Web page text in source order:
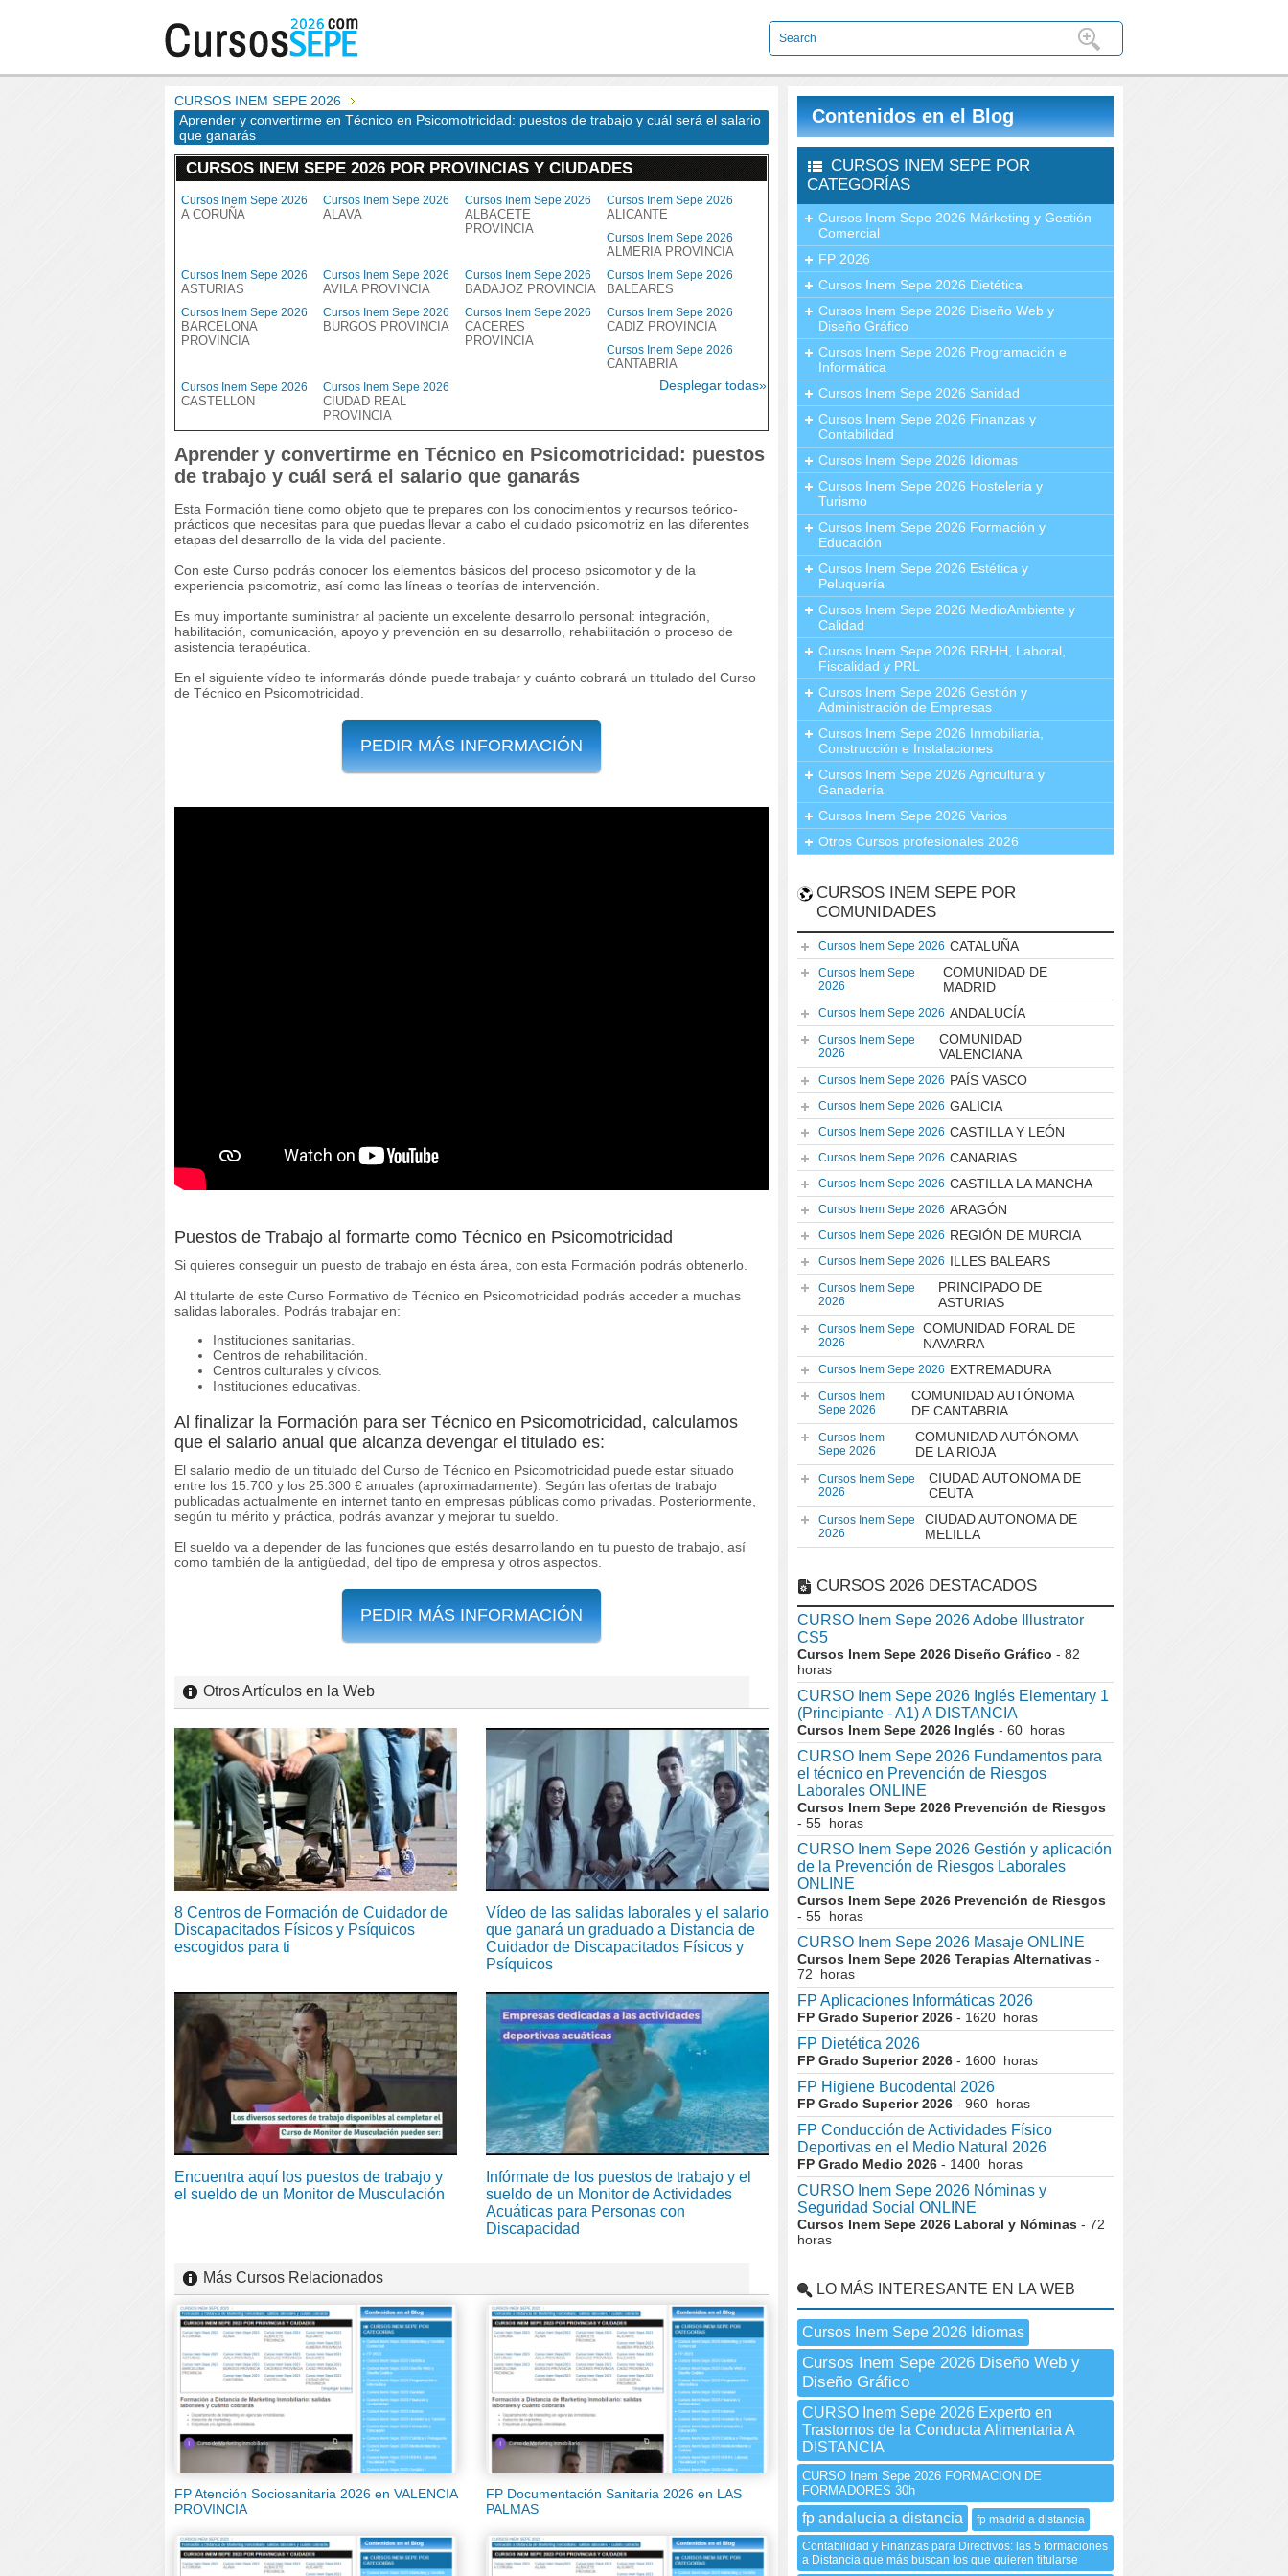
CURSOS INEM SEPE 2026
Aprender y convertirme en Técnico en Psicomotricidad: puestos de trabajo y cuál será el salario
que ganarás
CURSOS INEM SEPE 2026 POR PROVINCIAS Y CIUDADES
Cursos Inem Sepe 2026
A CORUÑA
Cursos Inem Sepe 2026
ALAVA
Cursos Inem Sepe 2026
ALBACETE
PROVINCIA
Cursos Inem Sepe 2026
ALICANTE
Cursos Inem Sepe 2026
ALMERIA PROVINCIA
Cursos Inem Sepe 2026
ASTURIAS
Cursos Inem Sepe 2026
AVILA PROVINCIA
Cursos Inem Sepe 2026
BADAJOZ PROVINCIA
Cursos Inem Sepe 2026
BALEARES
Cursos Inem Sepe 2026
BARCELONA
PROVINCIA
Cursos Inem Sepe 2026
BURGOS PROVINCIA
Cursos Inem Sepe 2026
CACERES
PROVINCIA
Cursos Inem Sepe 2026
CADIZ PROVINCIA
Cursos Inem Sepe 2026
CANTABRIA
Cursos Inem Sepe 2026
CASTELLON
Cursos Inem Sepe 2026
CIUDAD REAL
PROVINCIA
Desplegar todas»
Aprender y convertirme en Técnico en Psicomotricidad: puestos
de trabajo y cuál será el salario que ganarás
Esta Formación tiene como objeto que te prepares con los conocimientos y recursos teórico-
prácticos que necesitas para que puedas llevar a cabo el cuidado psicomotriz en las diferentes
etapas del desarrollo de la vida del paciente.
Con este Curso podrás conocer los elementos básicos del proceso psicomotor y de la
experiencia psicomotriz, así como las líneas o teorías de intervención.
Es muy importante suministrar al paciente un excelente desarrollo personal: integración,
habilitación, comunicación, apoyo y prevención en su desarrollo, rehabilitación o proceso de
asistencia terapéutica.
En el siguiente vídeo te informarás dónde puede trabajar y cuánto cobrará un titulado del Curso
de Técnico en Psicomotricidad.
PEDIR MÁS INFORMACIÓN
Puestos de Trabajo al formarte como Técnico en Psicomotricidad
Si quieres conseguir un puesto de trabajo en ésta área, con esta Formación podrás obtenerlo.
Al titularte de este Curso Formativo de Técnico en Psicomotricidad podrás acceder a muchas
salidas laborales. Podrás trabajar en:
Instituciones sanitarias.
Centros de rehabilitación.
Centros culturales y cívicos.
Instituciones educativas.
Al finalizar la Formación para ser Técnico en Psicomotricidad, calculamos
que el salario anual que alcanza devengar el titulado es:
El salario medio de un titulado del Curso de Técnico en Psicomotricidad puede estar situado
entre los 15.700 y los 25.300 € anuales (aproximadamente). Según las ofertas de trabajo
publicadas actualmente en internet tanto en empresas públicas como privadas. Posteriormente,
según tu mérito y práctica, podrás avanzar y mejorar tu sueldo.
El sueldo va a depender de las funciones que estés desarrollando en tu puesto de trabajo, así
como también de la antigüedad, del tipo de empresa y otros aspectos.
PEDIR MÁS INFORMACIÓN
Otros Artículos en la Web
8 Centros de Formación de Cuidador de
Discapacitados Físicos y Psíquicos
escogidos para ti
Vídeo de las salidas laborales y el salario
que ganará un graduado a Distancia de
Cuidador de Discapacitados Físicos y
Psíquicos
Encuentra aquí los puestos de trabajo y
el sueldo de un Monitor de Musculación
Infórmate de los puestos de trabajo y el
sueldo de un Monitor de Actividades
Acuáticas para Personas con
Discapacidad
Más Cursos Relacionados
FP Atención Sociosanitaria 2026 en VALENCIA
PROVINCIA
FP Documentación Sanitaria 2026 en LAS
PALMAS
Contenidos en el Blog
CURSOS INEM SEPE POR
CATEGORÍAS
Cursos Inem Sepe 2026 Márketing y Gestión
Comercial
FP 2026
Cursos Inem Sepe 2026 Dietética
Cursos Inem Sepe 2026 Diseño Web y
Diseño Gráfico
Cursos Inem Sepe 2026 Programación e
Informática
Cursos Inem Sepe 2026 Sanidad
Cursos Inem Sepe 2026 Finanzas y
Contabilidad
Cursos Inem Sepe 2026 Idiomas
Cursos Inem Sepe 2026 Hostelería y
Turismo
Cursos Inem Sepe 2026 Formación y
Educación
Cursos Inem Sepe 2026 Estética y
Peluquería
Cursos Inem Sepe 2026 MedioAmbiente y
Calidad
Cursos Inem Sepe 2026 RRHH, Laboral,
Fiscalidad y PRL
Cursos Inem Sepe 2026 Gestión y
Administración de Empresas
Cursos Inem Sepe 2026 Inmobiliaria,
Construcción e Instalaciones
Cursos Inem Sepe 2026 Agricultura y
Ganadería
Cursos Inem Sepe 2026 Varios
Otros Cursos profesionales 2026
CURSOS INEM SEPE POR
COMUNIDADES
Cursos Inem Sepe 2026 CATALUÑA
Cursos Inem Sepe
2026
COMUNIDAD DE
MADRID
Cursos Inem Sepe 2026 ANDALUCÍA
Cursos Inem Sepe
2026
COMUNIDAD
VALENCIANA
Cursos Inem Sepe 2026 PAÍS VASCO
Cursos Inem Sepe 2026 GALICIA
Cursos Inem Sepe 2026 CASTILLA Y LEÓN
Cursos Inem Sepe 2026 CANARIAS
Cursos Inem Sepe 2026 CASTILLA LA MANCHA
Cursos Inem Sepe 2026 ARAGÓN
Cursos Inem Sepe 2026 REGIÓN DE MURCIA
Cursos Inem Sepe 2026 ILLES BALEARS
Cursos Inem Sepe
2026
PRINCIPADO DE
ASTURIAS
Cursos Inem Sepe
2026
COMUNIDAD FORAL DE
NAVARRA
Cursos Inem Sepe 2026 EXTREMADURA
Cursos Inem
Sepe 2026
COMUNIDAD AUTÓNOMA
DE CANTABRIA
Cursos Inem
Sepe 2026
COMUNIDAD AUTÓNOMA
DE LA RIOJA
Cursos Inem Sepe
2026
CIUDAD AUTONOMA DE
CEUTA
Cursos Inem Sepe
2026
CIUDAD AUTONOMA DE
MELILLA
CURSOS 2026 DESTACADOS
CURSO Inem Sepe 2026 Adobe Illustrator
CS5
Cursos Inem Sepe 2026 Diseño Gráfico - 82
horas
CURSO Inem Sepe 2026 Inglés Elementary 1
(Principiante - A1) A DISTANCIA
Cursos Inem Sepe 2026 Inglés - 60 horas
CURSO Inem Sepe 2026 Fundamentos para
el técnico en Prevención de Riesgos
Laborales ONLINE
Cursos Inem Sepe 2026 Prevención de Riesgos
- 55 horas
CURSO Inem Sepe 2026 Gestión y aplicación
de la Prevención de Riesgos Laborales
ONLINE
Cursos Inem Sepe 2026 Prevención de Riesgos
- 55 horas
CURSO Inem Sepe 2026 Masaje ONLINE
Cursos Inem Sepe 2026 Terapias Alternativas -
72 horas
FP Aplicaciones Informáticas 2026
FP Grado Superior 2026 - 1620 horas
FP Dietética 2026
FP Grado Superior 2026 - 1600 horas
FP Higiene Bucodental 2026
FP Grado Superior 2026 - 960 horas
FP Conducción de Actividades Físico
Deportivas en el Medio Natural 2026
FP Grado Medio 2026 - 1400 horas
CURSO Inem Sepe 2026 Nóminas y
Seguridad Social ONLINE
Cursos Inem Sepe 2026 Laboral y Nóminas - 72
horas
LO MÁS INTERESANTE EN LA WEB
Cursos Inem Sepe 2026 Idiomas
Cursos Inem Sepe 2026 Diseño Web y
Diseño Gráfico
CURSO Inem Sepe 2026 Experto en
Trastornos de la Conducta Alimentaria A
DISTANCIA
CURSO Inem Sepe 2026 FORMACION DE
FORMADORES 30h
fp andalucia a distancia
fp madrid a distancia
Contabilidad y Finanzas para Directivos: las 5 formaciones
a Distancia que más buscan los que quieren titularse